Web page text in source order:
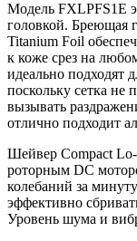
Модель FXLPFS1E
головкой. Бреющая
Titanium Foil
к коже срез на
идеально подходят
поскольку сетка не
вызывать
отлично подходит
Шейвер Compact
роторным DC
колебаний за
эффективно
Уровень шума и